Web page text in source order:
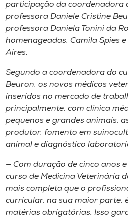
participação da coordenadora
professora Daniele Cristine
professora Daniela Tonini da
homenageadas, Camila Spies
Aires.
Segundo a coordenadora do
Beuron, os novos médicos
inseridos no mercado de
principalmente, com clínica
pequenos e grandes animais,
produtor, fomento em
animal e diagnóstico
— Com duração de cinco anos
curso de Medicina Veterinária
mais completa que o
curricular, na sua maior parte,
matérias obrigatórias. Isso